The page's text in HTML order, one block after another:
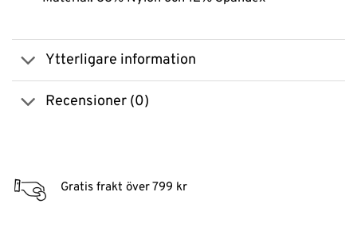
Ytterligare information
Recensioner (0)
Gratis frakt över 799 kr